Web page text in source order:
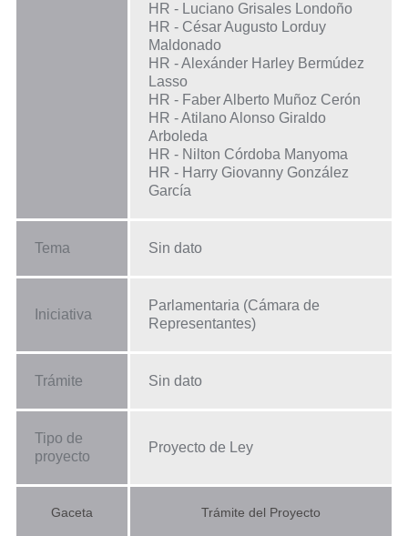
HR - Luciano Grisales Londoño
HR - César Augusto Lorduy
Maldonado
HR - Alexánder Harley Bermúdez
Lasso
HR - Faber Alberto Muñoz Cerón
HR - Atilano Alonso Giraldo
Arboleda
HR - Nilton Córdoba Manyoma
HR - Harry Giovanny González
García
Tema Sin dato
Iniciativa
Parlamentaria (Cámara de
Representantes)
Trámite Sin dato
Tipo de
proyecto
Proyecto de Ley
Gaceta Trámite del Proyecto